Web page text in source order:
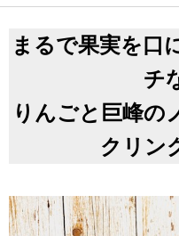
まるで果実を口
チ
りんごと巨峰の
クリン